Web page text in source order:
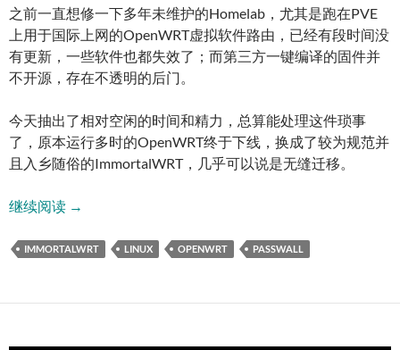
之前一直想修一下多年未维护的Homelab，尤其是跑在PVE
上用于国际上网的OpenWRT虚拟软件路由，已经有段时间没
有更新，一些软件也都失效了；而第三方一键编译的固件并
不开源，存在不透明的后门。
今天抽出了相对空闲的时间和精力，总算能处理这件琐事
了，原本运行多时的OpenWRT终于下线，换成了较为规范并
且入乡随俗的ImmortalWRT，几乎可以说是无缝迁移。
继续阅读软件路由器迁移记
→
IMMORTALWRT LINUX OPENWRT PASSWALL